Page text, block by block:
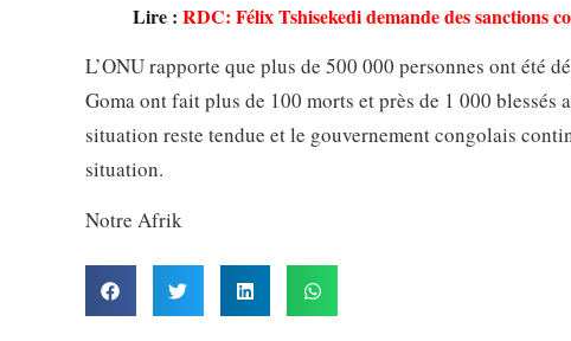
Lire : RDC: Félix Tshisekedi demande des sanctions
L’ONU rapporte que plus de 500 000 personnes ont été
Goma ont fait plus de 100 morts et près de 1 000
situation reste tendue et le gouvernement congolais
situation.
Notre Afrik